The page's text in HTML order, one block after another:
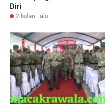
Diri
2 bulan lalu